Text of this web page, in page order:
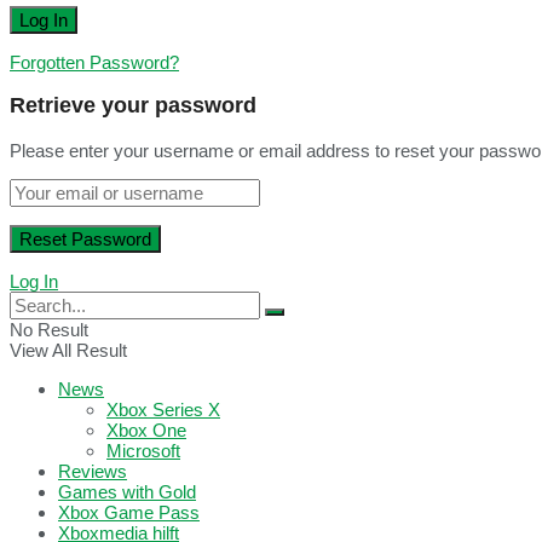
Forgotten Password?
Retrieve your password
Please enter your username or email address to reset your
Log In
No Result
View All Result
News
Xbox Series X
Xbox One
Microsoft
Reviews
Games with Gold
Xbox Game Pass
Xboxmedia hilft